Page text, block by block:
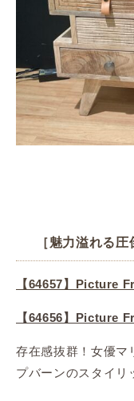
［魅力溢れる
【64657】Picture
【64656】Picture
存在感抜群！ 女優マ
プバーンのスタイリ